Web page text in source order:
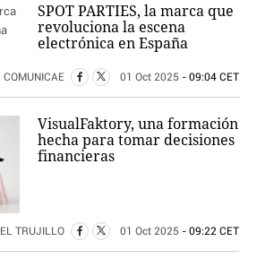
SPOT PARTIES, la marca que
revoluciona la escena
electrónica en España
COMUNICAE 01 Oct 2025 - 09:04 CET
VisualFaktory, una formación
hecha para tomar decisiones
financieras
TRUJILLO 01 Oct 2025 - 09:22 CET